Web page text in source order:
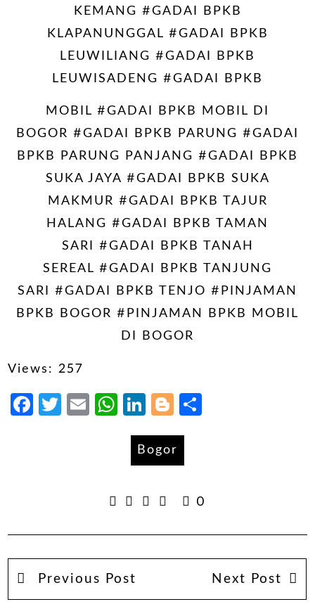
KEMANG #GADAI BPKB
KLAPANUNGGAL #GADAI BPKB
LEUWILIANG #GADAI BPKB
LEUWISADENG #GADAI BPKB
MOBIL #GADAI BPKB MOBIL DI
BOGOR #GADAI BPKB PARUNG #GADAI
BPKB PARUNG PANJANG #GADAI BPKB
SUKA JAYA #GADAI BPKB SUKA
MAKMUR #GADAI BPKB TAJUR
HALANG #GADAI BPKB TAMAN
SARI #GADAI BPKB TANAH
SEREAL #GADAI BPKB TANJUNG
SARI #GADAI BPKB TENJO #PINJAMAN
BPKB BOGOR #PINJAMAN BPKB MOBIL
DI BOGOR
Views: 257
Facebook
Twitter
EmailWhatsApp
LinkedIn
Blogger
Bogor
0
Previous Post Next Post